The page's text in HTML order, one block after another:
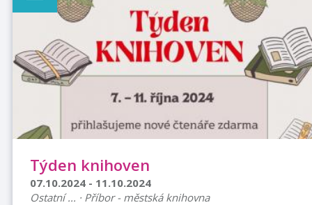
Týden knihoven
07.10.2024 - 11.10.2024
Ostatní ... · Příbor - městská knihovna